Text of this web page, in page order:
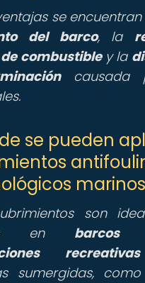
se
del barco, la
combustibley la
causada
se pueden
son
en barcos
recreativas
sumergidas, como